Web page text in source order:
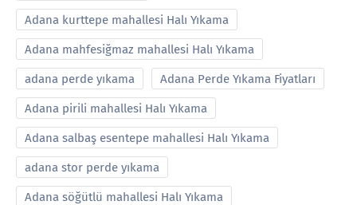
Adana kurttepe mahallesi Halı Yıkama
Adana mahfesiğmaz mahallesi Halı Yıkama
adana perde yıkama Adana Perde Yıkama Fiyatları
Adana pirili mahallesi Halı Yıkama
Adana salbaş esentepe mahallesi Halı Yıkama
adana stor perde yıkama
Adana söğütlü mahallesi Halı Yıkama